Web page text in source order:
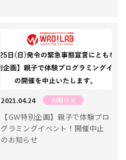
2021.04.24 お知らせ
【GW特別企画】親子で体験プロ
グラミングイベント！開催中止
のお知らせ